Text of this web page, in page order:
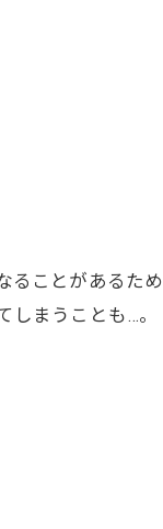
ることがあるた
しまうことも…。